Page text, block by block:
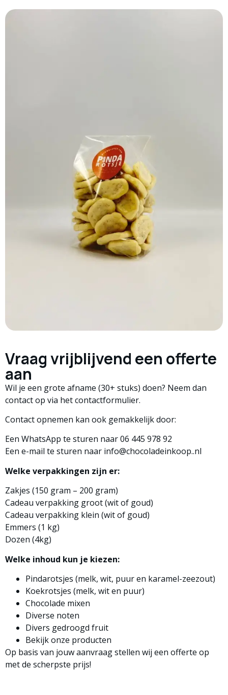
Vraag vrijblijvend een offerte
aan
Wil je een grote afname (30+ stuks) doen? Neem dan
contact op via het contactformulier.
Contact opnemen kan ook gemakkelijk door:
Een WhatsApp te sturen naar06 445 978 92
Een e-mail te sturen naar info@chocoladeinkoop..nl
Welke verpakkingen zijn er:
Zakjes (150 gram – 200 gram)
Cadeau verpakking groot (wit of goud)
Cadeau verpakking klein (wit of goud)
Emmers (1 kg)
Dozen (4kg)
Welke inhoud kun je kiezen:
Pindarotsjes (melk, wit, puur en karamel-zeezout)
Koekrotsjes (melk, wit en puur)
Chocolade mixen
Diverse noten
Divers gedroogd fruit
Bekijk onze producten
Op basis van jouw aanvraag stellen wij een offerte op
met de scherpste prijs!